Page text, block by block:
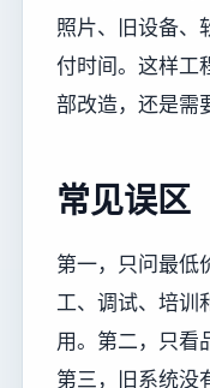
照片、旧设备、
付时间。这样工
部改造，还是需
常见误区
第一，只问最低
工、调试、培训
用。第二，只看
第三，旧系统没